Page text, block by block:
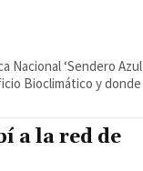
Nacional ‘Sendero Azul
Bioclimático y donde
a la red de